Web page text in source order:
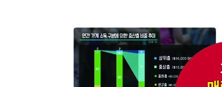
Part 2. 13억 대륙의 마음을 잡아라